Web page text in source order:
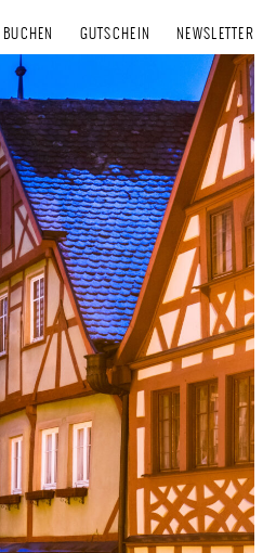
BUCHEN GUTSCHEIN NEWSLETTER